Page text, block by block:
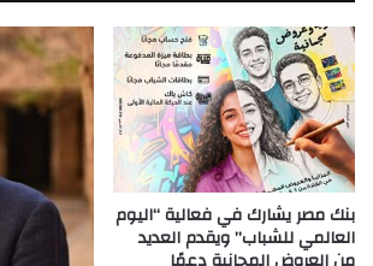
بنك مصر يشارك في فعالية “اليوم
العالمي للشباب” ويقدم العديد